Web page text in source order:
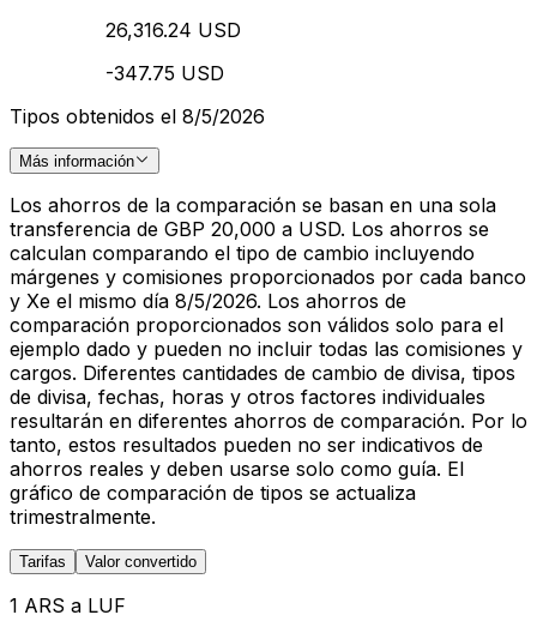
26,316.24 USD
-347.75 USD
Tipos obtenidos el 8/5/2026
Más información
Los ahorros de la comparación se basan en una sola
transferencia de GBP 20,000 a USD. Los ahorros se
calculan comparando el tipo de cambio incluyendo
márgenes y comisiones proporcionados por cada banco
y Xe el mismo día 8/5/2026. Los ahorros de
comparación proporcionados son válidos solo para el
ejemplo dado y pueden no incluir todas las comisiones y
cargos. Diferentes cantidades de cambio de divisa, tipos
de divisa, fechas, horas y otros factores individuales
resultarán en diferentes ahorros de comparación. Por lo
tanto, estos resultados pueden no ser indicativos de
ahorros reales y deben usarse solo como guía. El
gráfico de comparación de tipos se actualiza
trimestralmente.
Tarifas Valor convertido
1 ARS a LUF